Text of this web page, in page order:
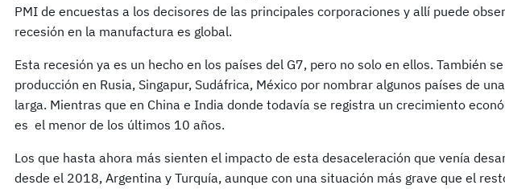
PMI de encuestas a los decisores de las principales corporaciones y allí puede
recesión en la manufactura es global.
Esta recesión ya es un hecho en los países del G7, pero no solo en ellos. También
producción en Rusia, Singapur, Sudáfrica, México por nombrar algunos países de
larga. Mientras que en China e India donde todavía se registra un crecimiento
es el menor de los últimos 10 años.
Los que hasta ahora más sienten el impacto de esta desaceleración que venía
desde el 2018, Argentina y Turquía, aunque con una situación más grave que el